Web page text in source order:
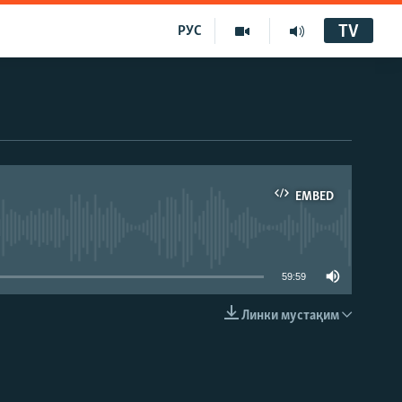
РУС TV
EMBED
EMBED
59:59
Линки мустақим